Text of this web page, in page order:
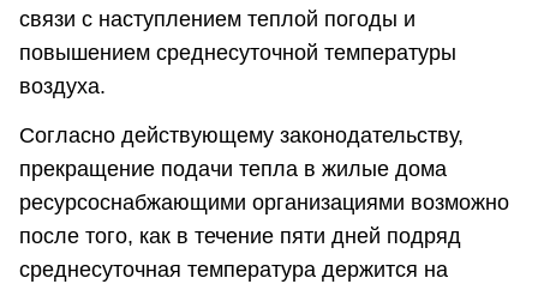
связи с наступлением теплой погоды и
повышением среднесуточной температуры
воздуха.
Согласно действующему законодательству,
прекращение подачи тепла в жилые дома
ресурсоснабжающими организациями возможно
после того, как в течение пяти дней подряд
среднесуточная температура держится на